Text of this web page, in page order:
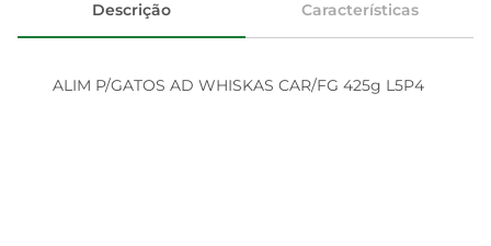
Descrição Características
ALIM P/GATOS AD WHISKAS CAR/FG 425g L5P4